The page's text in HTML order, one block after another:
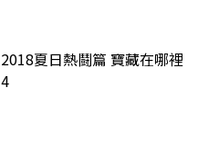
2018夏日熱鬪篇 寶藏在哪裡
4